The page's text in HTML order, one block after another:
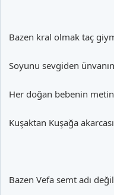
Bazen kral olmak taç
Soyunu sevgiden
Her doğan bebenin metin
Kuşaktan Kuşağa
Bazen Vefa semt adı